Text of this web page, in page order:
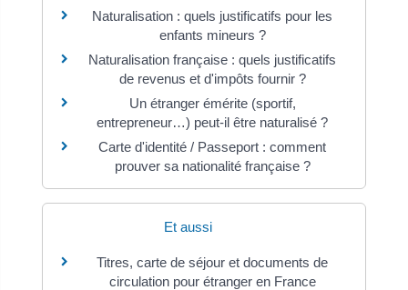
Naturalisation : quels justificatifs pour les
enfants mineurs ?
Naturalisation française : quels justificatifs
de revenus et d'impôts fournir ?
Un étranger émérite (sportif,
entrepreneur…) peut-il être naturalisé ?
Carte d'identité / Passeport : comment
prouver sa nationalité française ?
Et aussi
Titres, carte de séjour et documents de
circulation pour étranger en France